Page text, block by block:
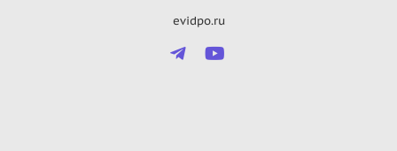
evidpo.ru